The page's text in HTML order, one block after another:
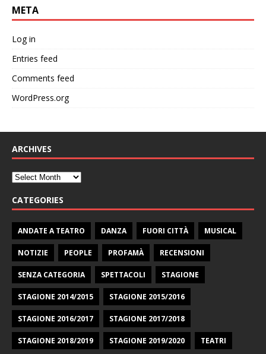
META
Log in
Entries feed
Comments feed
WordPress.org
ARCHIVES
CATEGORIES
ANDATE A TEATRO DANZA FUORI CITTÀ MUSICAL
NOTIZIE PEOPLE PROFAMÀ RECENSIONI
SENZA CATEGORIA SPETTACOLI STAGIONE
STAGIONE 2014/2015 STAGIONE 2015/2016
STAGIONE 2016/2017 STAGIONE 2017/2018
STAGIONE 2018/2019 STAGIONE 2019/2020 TEATRI